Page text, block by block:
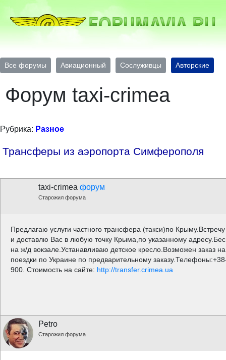
Все форумы Авиационный Сослуживцы Авторские
Форум taxi-crimea
Рубрика: Разное
Трансферы из аэропорта Симферополя
taxi-crimea форум
Старожил форума
Предлагаю услуги частного трансфера (такси)по
и доставлю Вас в любую точку Крыма,по указанному
на ж/д вокзале.Устанавливаю детское кресло.Возможен заказ
поездки по Украине по предварительному
900. Стоимость на сайте: http://transfer.crimea.ua
Petro
Старожил форума